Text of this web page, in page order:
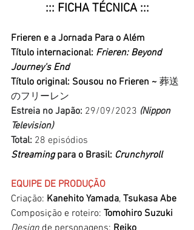
::: FICHA TÉCNICA :::
Frieren e a Jornada Para o Além
Título internacional: Frieren: Beyond
Journey's End
Título original: Sousou no Frieren ~ 葬送
のフリーレン
Estreia no Japão: 29/09/2023 (Nippon
Television)
Total: 28 episódios
Streaming para o Brasil: Crunchyroll
EQUIPE DE PRODUÇÃO
Criação: Kanehito Yamada, Tsukasa Abe
Composição e roteiro: Tomohiro Suzuki